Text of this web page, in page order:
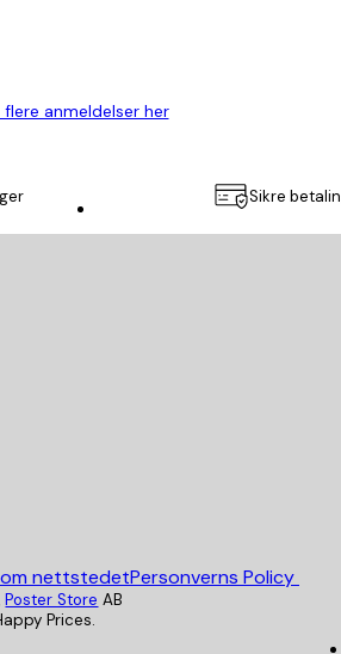
flere anmeldelser her
Sikre
nettstedetPersonverns Policy
Poster Store AB
Prices.